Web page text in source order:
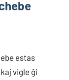
estas
vigle ĝi